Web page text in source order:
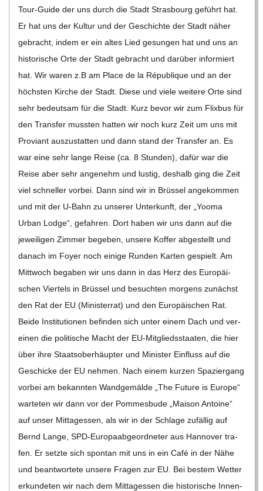
Tour-Guide der uns durch die Stadt Stras­bourg geführt hat.
Er hat uns der Kul­tur und der Geschichte der Stadt näher
gebracht, indem er ein altes Lied gesun­gen hat und uns an
his­to­ri­sche Orte der Stadt gebracht und dar­ü­ber infor­miert
hat. Wir waren z.B am Place de la Ré­pu­bli­que und an der
höchs­ten Kir­che der Stadt. Diese und viele wei­tere Orte sind
sehr bedeut­sam für die Stadt. Kurz bevor wir zum Flix­bus für
den Trans­fer muss­ten hat­ten wir noch kurz Zeit um uns mit
Pro­vi­ant aus­zu­stat­ten und dann stand der Trans­fer an. Es
war eine sehr lange Reise (ca. 8 Stun­den), dafür war die
Reise aber sehr ange­nehm und lus­tig, des­halb ging die Zeit
viel schnel­ler vor­bei. Dann sind wir in Brüs­sel ange­kom­men
und mit der U‑Bahn zu unse­rer Unter­kunft, der „Yooma
Urban Lodge“, gefah­ren. Dort haben wir uns dann auf die
jewei­li­gen Zim­mer bege­ben, unsere Kof­fer abge­stellt und
danach im Foyer noch einige Run­den Kar­ten gespielt. Am
Mitt­woch bega­ben wir uns dann in das Herz des Euro­päi­
schen Vier­tels in Brüs­sel und besuch­ten mor­gens zunächst
den Rat der EU (Minis­ter­rat) und den Euro­päi­schen Rat.
Beide Insti­tu­tio­nen befin­den sich unter einem Dach und ver­
ei­nen die poli­ti­sche Macht der EU-Mit­­glied­s­­staa­­ten, die hier
über ihre Staats­ober­häup­ter und Minis­ter Ein­fluss auf die
Geschi­cke der EU neh­men. Nach einem kur­zen Spa­zier­gang
vor­bei am bekann­ten Wand­ge­mälde „The Future is Europe“
war­te­ten wir dann vor der Pom­mes­bude „Mai­son Antoine“
auf unser Mit­tag­essen, als wir in der Schlage zufäl­lig auf
Bernd Lange, SPD-Euro­­pa­a­b­­ge­or­d­­ne­­ter aus Han­no­ver tra­
fen. Er setzte sich spon­tan mit uns in ein Café in der Nähe
und beant­wor­tete unsere Fra­gen zur EU. Bei bes­tem Wet­ter
erkun­de­ten wir nach dem Mit­tag­essen die his­to­ri­sche Innen­